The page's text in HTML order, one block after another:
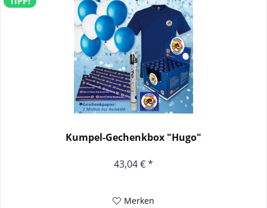
Kumpel-Gechenkbox "Hugo"
43,04 € *
Merken